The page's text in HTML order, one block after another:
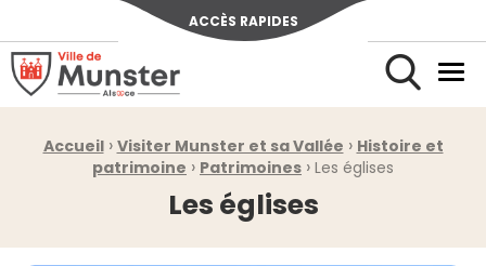
ACCÈS RAPIDES
Ville de Munster (Alsace) Située au cœur de l’Alsace et de
Rechercher
Fil d'Ariane :
Accueil › Visiter Munster et sa Vallée › Histoire et
patrimoine › Patrimoines › Les églises
Les églises